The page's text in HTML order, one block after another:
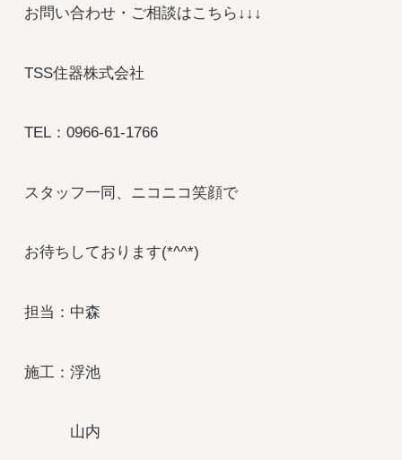
お問い合わせ・ご相談はこちら↓↓↓
TSS住器株式会社
TEL：0966-61-1766
スタッフ一同、ニコニコ笑顔で
お待ちしております(*^^*)
担当：中森
施工：浮池
山内